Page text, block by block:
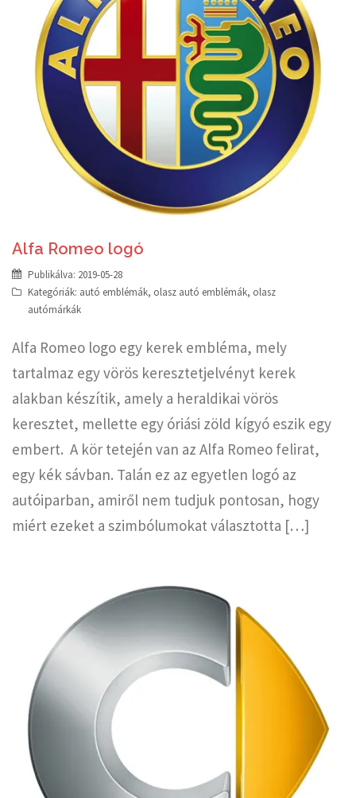
Alfa Romeo logó
Publikálva: 2019-05-28
Kategóriák: autó emblémák, olasz autó emblémák, olasz
autómárkák
Alfa Romeo logo egy kerek embléma, mely
tartalmaz egy vörös keresztetjelvényt kerek
alakban készítik, amely a heraldikai vörös
keresztet, mellette egy óriási zöld kígyó eszik egy
embert. A kör tetején van az Alfa Romeo felirat,
egy kék sávban. Talán ez az egyetlen logó az
autóiparban, amiről nem tudjuk pontosan, hogy
miért ezeket a szimbólumokat választotta […]